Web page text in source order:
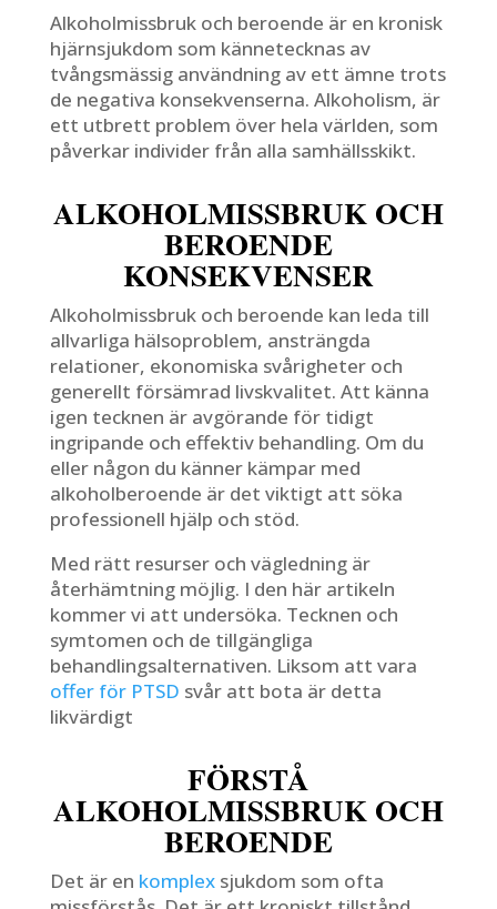
Alkoholmissbruk och beroende är en kronisk
hjärnsjukdom som kännetecknas av
tvångsmässig användning av ett ämne trots
de negativa konsekvenserna. Alkoholism, är
ett utbrett problem över hela världen, som
påverkar individer från alla samhällsskikt.
ALKOHOLMISSBRUK OCH
BEROENDE
KONSEKVENSER
Alkoholmissbruk och beroende kan leda till
allvarliga hälsoproblem, ansträngda
relationer, ekonomiska svårigheter och
generellt försämrad livskvalitet. Att känna
igen tecknen är avgörande för tidigt
ingripande och effektiv behandling. Om du
eller någon du känner kämpar med
alkoholberoende är det viktigt att söka
professionell hjälp och stöd.
Med rätt resurser och vägledning är
återhämtning möjlig. I den här artikeln
kommer vi att undersöka. Tecknen och
symtomen och de tillgängliga
behandlingsalternativen. Liksom att vara
offer för PTSD svår att bota är detta
likvärdigt
FÖRSTÅ
ALKOHOLMISSBRUK OCH
BEROENDE
Det är en komplexsjukdom som ofta